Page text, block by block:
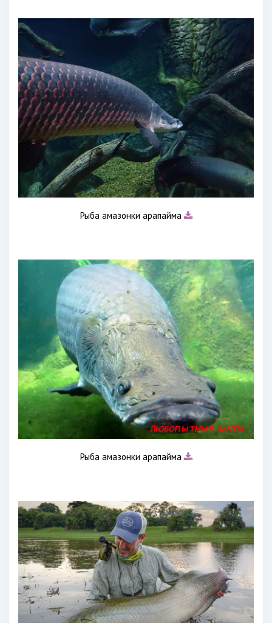
Рыба амазонки арапайма
Рыба амазонки арапайма